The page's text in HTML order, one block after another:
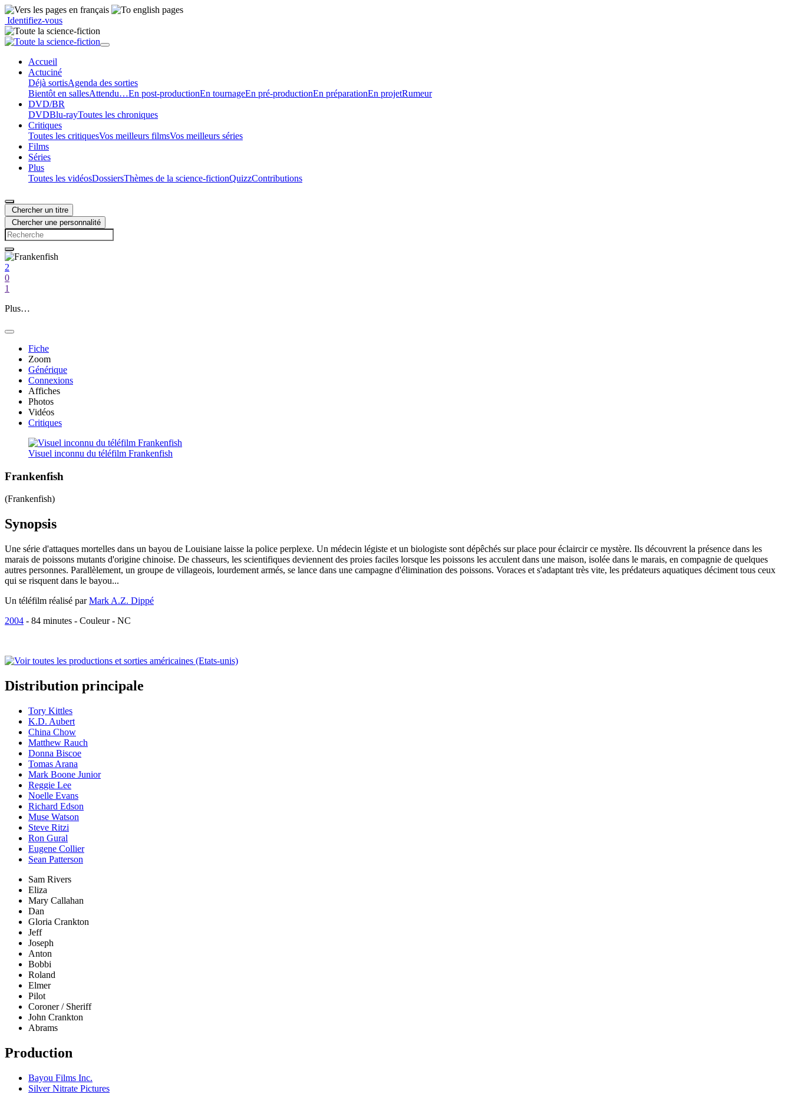
Identifiez-vous
Accueil
Actuciné
Déjà sortisAgenda des sorties
Bientôt en sallesAttendu…En post-productionEn tournageEn pré-productionEn préparationEn projetRumeur
DVD/BR
DVDBlu-rayToutes les chroniques
Critiques
Toutes les critiquesVos meilleurs filmsVos meilleurs séries
Films
Séries
Plus
Toutes les vidéosDossiersThèmes de la science-fictionQuizzContributions
Chercher un titre
Chercher une personnalité
2
0
1
Plus…
Fiche
Zoom
Générique
Connexions
Affiches
Photos
Vidéos
Critiques
Visuel inconnu du téléfilm Frankenfish
Frankenfish
(Frankenfish)
Synopsis
Une série d'attaques mortelles dans un bayou de Louisiane laisse la police perplexe. Un médecin légiste et un biologiste sont dépêchés sur place pour éclaircir ce mystère. Ils découvrent la présence dans les
marais de poissons mutants d'origine chinoise. De chasseurs, les scientifiques deviennent des proies faciles lorsque les poissons les acculent dans une maison, isolée dans le marais, en compagnie de quelques
autres personnes. Parallèlement, un groupe de villageois, lourdement armés, se lance dans une campagne d'élimination des poissons. Voraces et s'adaptant très vite, les prédateurs aquatiques déciment tous ceux
qui se risquent dans le bayou...
Un téléfilm réalisé parMark A.Z. Dippé
2004 - 84 minutes - Couleur - NC
Distribution principale
Tory Kittles
K.D. Aubert
China Chow
Matthew Rauch
Donna Biscoe
Tomas Arana
Mark Boone Junior
Reggie Lee
Noelle Evans
Richard Edson
Muse Watson
Steve Ritzi
Ron Gural
Eugene Collier
Sean Patterson
Sam Rivers
Eliza
Mary Callahan
Dan
Gloria Crankton
Jeff
Joseph
Anton
Bobbi
Roland
Elmer
Pilot
Coroner / Sheriff
John Crankton
Abrams
Production
Bayou Films Inc.
Silver Nitrate Pictures